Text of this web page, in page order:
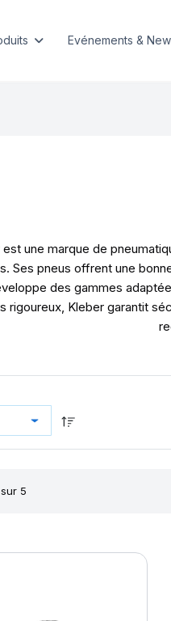
Evénements &
est une marque de
Ses pneus offrent une
des gammes
rigoureux, Kleber garantit
5